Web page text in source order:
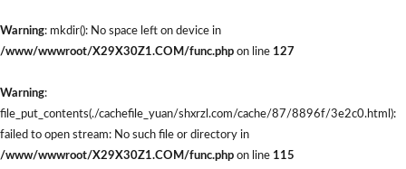
Warning: mkdir(): No space left on device in
/www/wwwroot/X29X30Z1.COM/func.php on line 127
Warning:
file_put_contents(./cachefile_yuan/shxrzl.com/cache/87/8896f/3e2c0.html):
failed to open stream: No such file or directory in
/www/wwwroot/X29X30Z1.COM/func.php on line 115